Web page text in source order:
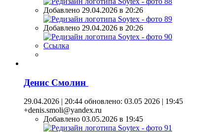
Добавлено 29.04.2026 в 20:26
Добавлено 29.04.2026 в 20:26
Ссылка
Денис Смолин
29.04.2026 | 20:44 обновлено: 03.05 2026 | 19:45
+denis.smoli@yandex.ru
Добавлено 03.05.2026 в 19:45